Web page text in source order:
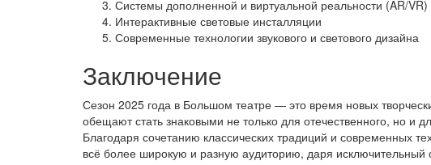
Системы дополненной и виртуальной реальности (AR/VR)
Интерактивные световые инсталляции
Современные технологии звукового и светового дизайна
Заключение
Сезон 2025 года в Большом театре — это время новых
обещают стать знаковыми не только для отечественного, но и
Благодаря сочетанию классических традиций и современных
всё более широкую и разную аудиторию, даря